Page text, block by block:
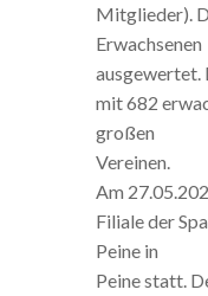
Mitglieder).
Erwachsenen
ausgewertet.
mit 682
großen
Vereinen.
Am
Filiale der
Peine in
Peine statt.